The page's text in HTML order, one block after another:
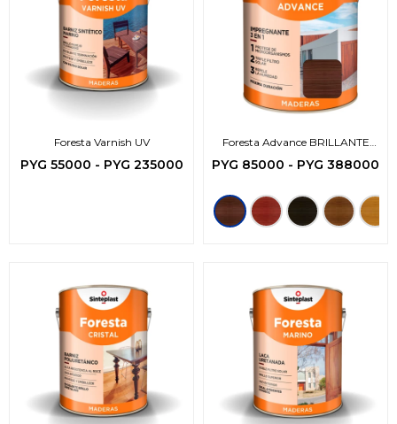
Foresta Varnish UV
PYG 55000 - PYG 235000
Foresta Advance BRILLANTE
Impregnante -3en1
PYG 85000 - PYG 388000